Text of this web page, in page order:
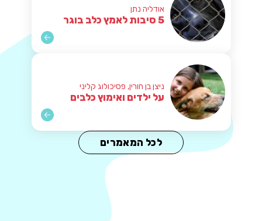
אודליה נתן
5 סיבות לאמץ כלב בוגר
ניצן בן חורין, פסיכולוג קליני
על ילדים ואימוץ כלבים
לכל המאמרים